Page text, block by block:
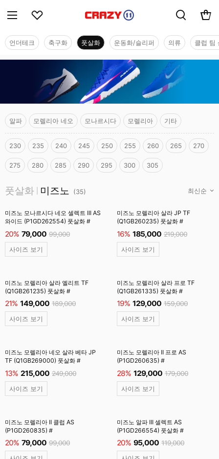
언더테크 축구화 풋살화 운동화/슬리퍼 의류 클럽 팀
알파 모렐리아 네오 모나르시다 모렐리아 기타
230 235 240 245 250 255 260 265 270
275 280 285 290 295 300 305
풋살화 미즈노 (35)
미즈노 모나르시다 네오 셀렉트 III AS
와이드 (P1GD262554) 풋살화 #
20% 79,000 99,000
사이즈 보기
미즈노 모렐리아 살라 JP TF
(Q1GB260235) 풋살화 #
16% 185,000 219,000
사이즈 보기
미즈노 모렐리아 살라 엘리트 TF
(Q1GB261235) 풋살화 #
21% 149,000 189,000
사이즈 보기
미즈노 모렐리아 살라 프로 TF
(Q1GB261335) 풋살화 #
19% 129,000 159,000
사이즈 보기
미즈노 모렐리아 네오 살라 베타 JP
TF (Q1GB269000) 풋살화 #
13% 215,000 249,000
사이즈 보기
미즈노 모렐리아 II 프로 AS
(P1GD260635) #
28% 129,000 179,000
사이즈 보기
미즈노 모렐리아 II 클럽 AS
(P1GD260835) #
20% 79,000 99,000
미즈노 알파 III 셀렉트 AS
(P1GD266554) 풋살화 #
20% 95,000 119,000